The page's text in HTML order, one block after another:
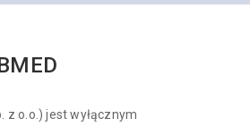
z o.o.) jest wyłącznym